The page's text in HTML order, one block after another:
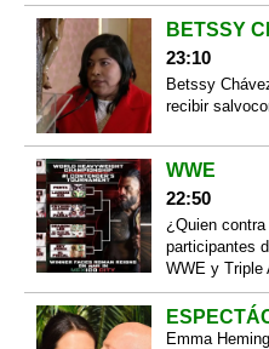
BETSSY
23:10
Betssy
recibir
WWE
22:50
¿Quien
participantes
WWE y Triple
Emma